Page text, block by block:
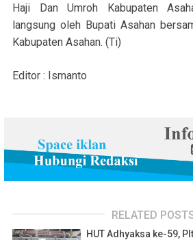
Haji Dan Umroh Kabupaten
langsung oleh Bupati Asahan
Kabupaten Asahan. (Ti)
Editor : Ismanto
RELATED
HUT Adhyaksa ke-59,